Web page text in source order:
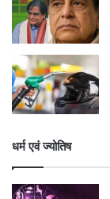
धर्म एवं ज्योतिष